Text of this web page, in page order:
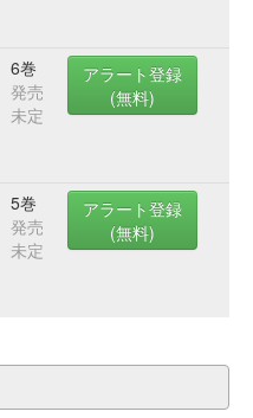
6巻
発売
未定
アラート登録
(無料)
5巻
発売
未定
アラート登録
(無料)